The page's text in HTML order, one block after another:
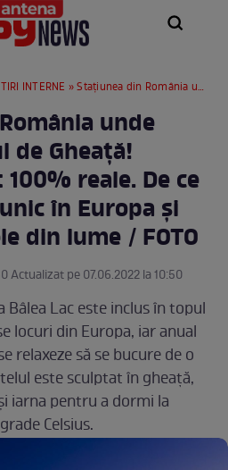
INTERNE » Stațiunea din România unde găsești Hotelul de Gheață! Imaginile sunt 100% reale. De ce acest loc este unic în Europa și printre puținele din lume / FOTO
unde
de Gheață!
reale. De ce
în Europa și
din lume / FOTO
Actualizat pe 07.06.2022 la 10:50
Bâlea Lac este inclus în topul
locuri din Europa, iar anual
relaxeze să se bucure de o
este sculptat în gheață,
iarna pentru a dormi la
Celsius.